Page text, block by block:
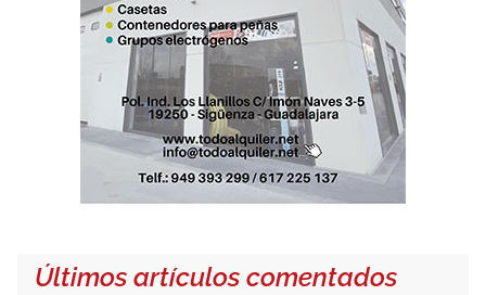
Últimos artículos comentados